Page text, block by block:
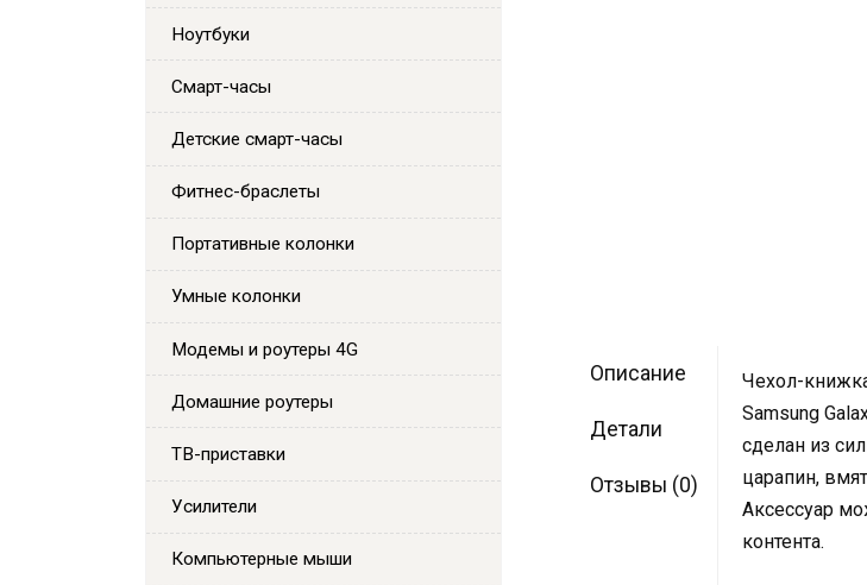
Описание
Детали
Отзывы (0)
Чехол-
Samsung
сделан из
царапин,
Аксессуар
контента.
Ноутбуки
Смарт-часы
Детские смарт-часы
Фитнес-браслеты
Портативные колонки
Умные колонки
Модемы и роутеры 4G
Домашние роутеры
ТВ-приставки
Усилители
Компьютерные мыши